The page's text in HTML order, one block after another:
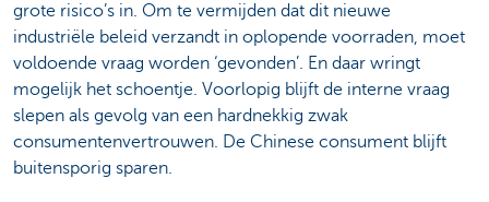
grote risico’s in. Om te vermijden dat dit nieuwe
industriële beleid verzandt in oplopende voorraden, moet
voldoende vraag worden ‘gevonden’. En daar wringt
mogelijk het schoentje. Voorlopig blijft de interne vraag
slepen als gevolg van een hardnekkig zwak
consumentenvertrouwen. De Chinese consument blijft
buitensporig sparen.